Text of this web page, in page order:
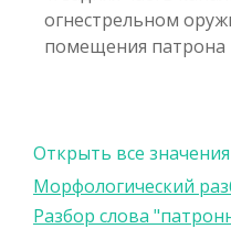
огнестрельном
помещения патрона
Открыть все
Морфологический
Разбор слова